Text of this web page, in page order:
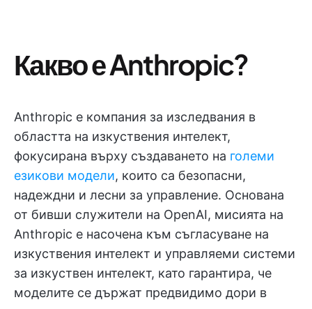
Какво е Anthropic?
Anthropic е компания за изследвания в
областта на изкуствения интелект,
фокусирана върху създаването на големи
езикови модели, които са безопасни,
надеждни и лесни за управление. Основана
от бивши служители на OpenAI, мисията на
Anthropic е насочена към съгласуване на
изкуствения интелект и управляеми системи
за изкуствен интелект, като гарантира, че
моделите се държат предвидимо дори в